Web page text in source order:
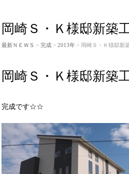
岡崎Ｓ・Ｋ様邸新築
最新ＮＥＷＳ > 完成 > 2013年 > 岡崎Ｓ・Ｋ様邸新
岡崎Ｓ・Ｋ様邸新築
完成です☆☆